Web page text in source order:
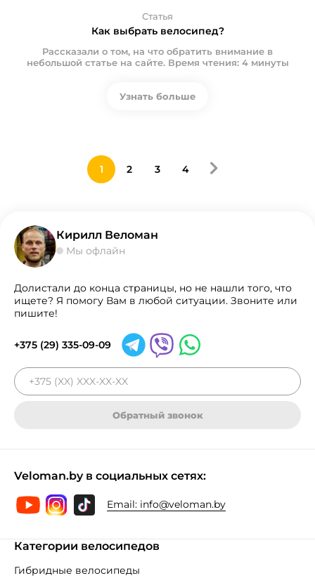
Статья
Как выбрать велосипед?
Рассказали о том, на что обратить внимание в
небольшой статье на сайте. Время чтения: 4 минуты
Узнать больше
1 2 3 4
Кирилл Веломан
Мы офлайн
Долистали до конца страницы, но не нашли того, что
ищете? Я помогу Вам в любой ситуации. Звоните или
пишите!
+375 (29) 335-09-09
Обратный звонок
Veloman.by в социальных сетях:
Email: info@veloman.by
Категории велосипедов
Гибридные велосипеды